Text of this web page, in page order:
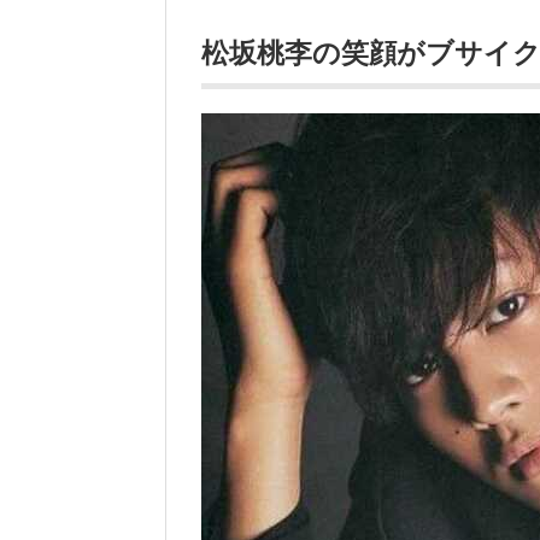
松坂桃李の笑顔がブサイ